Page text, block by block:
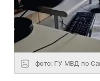
фото: ГУ МВД по